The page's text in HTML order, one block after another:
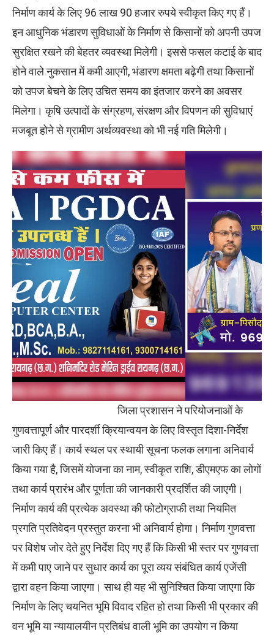
निर्माण कार्य के लिए 96 लाख 90 हजार रुपये स्वीकृत किए गए हैं।
इन आधुनिक भंडारण सुविधाओं के निर्माण से किसानों को अपनी उपज
सुरक्षित रखने की बेहतर व्यवस्था मिलेगी। इससे फसल कटाई के बाद
होने वाले नुकसान में कमी आएगी, भंडारण क्षमता बढ़ेगी तथा किसानों
को उपज बेचने के लिए उचित समय का इंतजार करने का अवसर
मिलेगा। कृषि उत्पादों के संग्रहण, संरक्षण और विपणन की सुविधाएं
मजबूत होने से ग्रामीण अर्थव्यवस्था को भी नई गति मिलेगी।
जिला प्रशासन ने परियोजनाओं के
गुणवत्तापूर्ण और पारदर्शी क्रियान्वयन के लिए विस्तृत दिशा-निर्देश
जारी किए हैं। कार्य स्थल पर स्थायी सूचना फलक लगाना अनिवार्य
किया गया है, जिसमें योजना का नाम, स्वीकृत राशि, डीएमएफ का लोगों
तथा कार्य प्रारंभ और पूर्णता की जानकारी प्रदर्शित की जाएगी।
निर्माण कार्य की प्रत्येक अवस्था की फोटोग्राफी तथा नियमित
प्रगति प्रतिवेदन प्रस्तुत करना भी अनिवार्य होगा। निर्माण गुणवत्ता
पर विशेष जोर देते हुए निर्देश दिए गए हैं कि किसी भी स्तर पर गुणवत्ता
में कमी पाए जाने पर सुधार कार्य का पूरा व्यय संबंधित कार्य एजेंसी
द्वारा वहन किया जाएगा। साथ ही यह भी सुनिश्चित किया जाएगा कि
निर्माण के लिए चयनित भूमि विवाद रहित हो तथा किसी भी प्रकार की
वन भूमि या न्यायालयीन प्रतिबंध वाली भूमि का उपयोग न किया